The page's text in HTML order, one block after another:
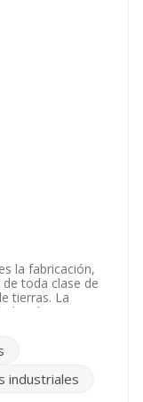
la fabricación,
toda clase de
tierras. La
Anónima.
de
no tiene
industriales